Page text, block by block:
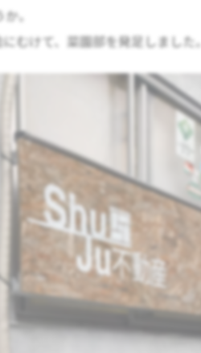
。
むけて、菜園部を発足しました。